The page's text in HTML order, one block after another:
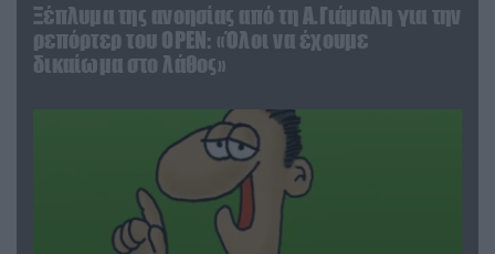
Ξέπλυμα της ανοησίας από τη Α.Γιάμαλη για την
ρεπόρτερ του ΟΡΕΝ: «Όλοι να έχουμε
δικαίωμα στο λάθος»